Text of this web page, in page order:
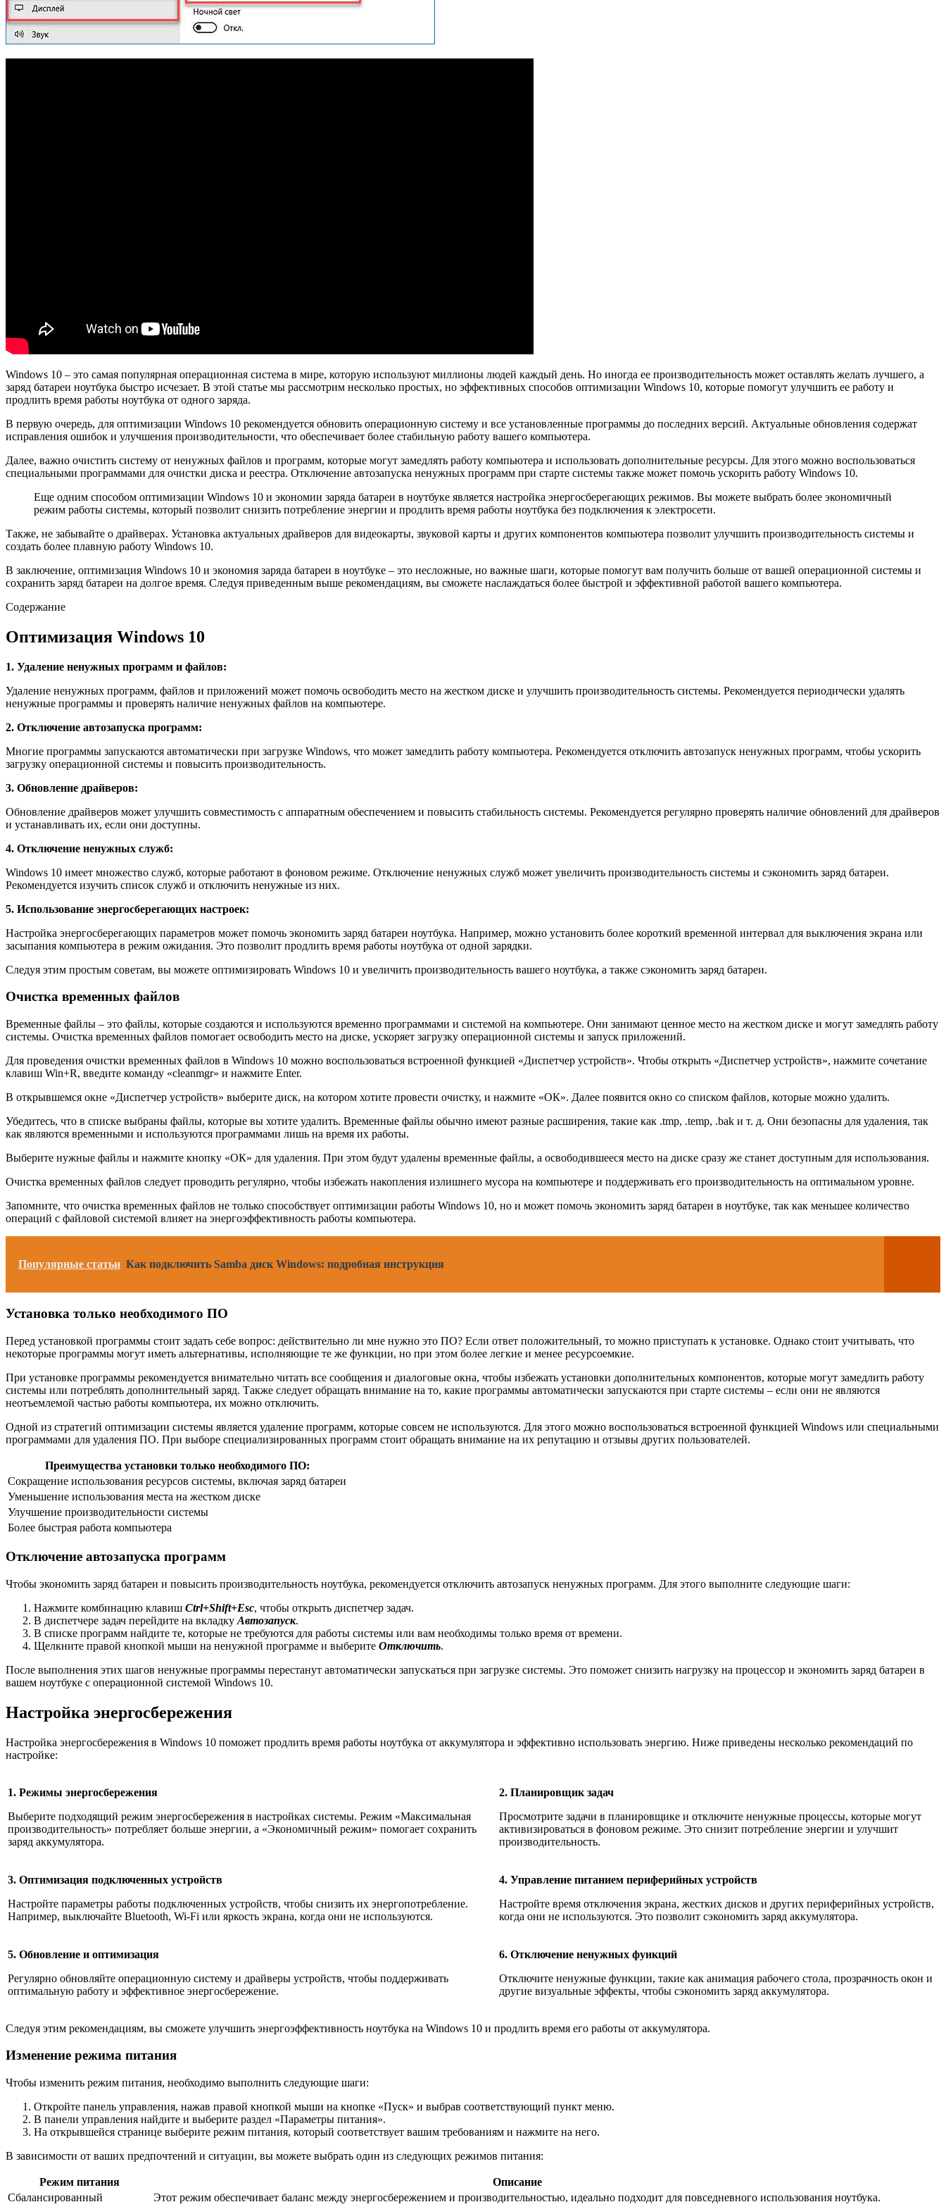
Windows 10 – это самая популярная операционная система в мире, которую используют миллионы людей каждый день. Но иногда ее производительность может оставлять желать лучшего, а
заряд батареи ноутбука быстро исчезает. В этой статье мы рассмотрим несколько простых, но эффективных способов оптимизации Windows 10, которые помогут улучшить ее работу и
продлить время работы ноутбука от одного заряда.
В первую очередь, для оптимизации Windows 10 рекомендуется обновить операционную систему и все установленные программы до последних версий. Актуальные обновления содержат
исправления ошибок и улучшения производительности, что обеспечивает более стабильную работу вашего компьютера.
Далее, важно очистить систему от ненужных файлов и программ, которые могут замедлять работу компьютера и использовать дополнительные ресурсы. Для этого можно воспользоваться
специальными программами для очистки диска и реестра. Отключение автозапуска ненужных программ при старте системы также может помочь ускорить работу Windows 10.
Еще одним способом оптимизации Windows 10 и экономии заряда батареи в ноутбуке является настройка энергосберегающих режимов. Вы можете выбрать более экономичный
режим работы системы, который позволит снизить потребление энергии и продлить время работы ноутбука без подключения к электросети.
Также, не забывайте о драйверах. Установка актуальных драйверов для видеокарты, звуковой карты и других компонентов компьютера позволит улучшить производительность системы и
создать более плавную работу Windows 10.
В заключение, оптимизация Windows 10 и экономия заряда батареи в ноутбуке – это несложные, но важные шаги, которые помогут вам получить больше от вашей операционной системы и
сохранить заряд батареи на долгое время. Следуя приведенным выше рекомендациям, вы сможете наслаждаться более быстрой и эффективной работой вашего компьютера.
Содержание
Оптимизация Windows 10
1. Удаление ненужных программ и файлов:
Удаление ненужных программ, файлов и приложений может помочь освободить место на жестком диске и улучшить производительность системы. Рекомендуется периодически удалять
ненужные программы и проверять наличие ненужных файлов на компьютере.
2. Отключение автозапуска программ:
Многие программы запускаются автоматически при загрузке Windows, что может замедлить работу компьютера. Рекомендуется отключить автозапуск ненужных программ, чтобы ускорить
загрузку операционной системы и повысить производительность.
3. Обновление драйверов:
Обновление драйверов может улучшить совместимость с аппаратным обеспечением и повысить стабильность системы. Рекомендуется регулярно проверять наличие обновлений для драйверов
и устанавливать их, если они доступны.
4. Отключение ненужных служб:
Windows 10 имеет множество служб, которые работают в фоновом режиме. Отключение ненужных служб может увеличить производительность системы и сэкономить заряд батареи.
Рекомендуется изучить список служб и отключить ненужные из них.
5. Использование энергосберегающих настроек:
Настройка энергосберегающих параметров может помочь экономить заряд батареи ноутбука. Например, можно установить более короткий временной интервал для выключения экрана или
засыпания компьютера в режим ожидания. Это позволит продлить время работы ноутбука от одной зарядки.
Следуя этим простым советам, вы можете оптимизировать Windows 10 и увеличить производительность вашего ноутбука, а также сэкономить заряд батареи.
Очистка временных файлов
Временные файлы – это файлы, которые создаются и используются временно программами и системой на компьютере. Они занимают ценное место на жестком диске и могут замедлять работу
системы. Очистка временных файлов помогает освободить место на диске, ускоряет загрузку операционной системы и запуск приложений.
Для проведения очистки временных файлов в Windows 10 можно воспользоваться встроенной функцией «Диспетчер устройств». Чтобы открыть «Диспетчер устройств», нажмите сочетание
клавиш Win+R, введите команду «cleanmgr» и нажмите Enter.
В открывшемся окне «Диспетчер устройств» выберите диск, на котором хотите провести очистку, и нажмите «ОК». Далее появится окно со списком файлов, которые можно удалить.
Убедитесь, что в списке выбраны файлы, которые вы хотите удалить. Временные файлы обычно имеют разные расширения, такие как .tmp, .temp, .bak и т. д. Они безопасны для удаления, так
как являются временными и используются программами лишь на время их работы.
Выберите нужные файлы и нажмите кнопку «ОК» для удаления. При этом будут удалены временные файлы, а освободившееся место на диске сразу же станет доступным для использования.
Очистка временных файлов следует проводить регулярно, чтобы избежать накопления излишнего мусора на компьютере и поддерживать его производительность на оптимальном уровне.
Запомните, что очистка временных файлов не только способствует оптимизации работы Windows 10, но и может помочь экономить заряд батареи в ноутбуке, так как меньшее количество
операций с файловой системой влияет на энергоэффективность работы компьютера.
Популярные статьи Как подключить Samba диск Windows: подробная инструкция
Установка только необходимого ПО
Перед установкой программы стоит задать себе вопрос: действительно ли мне нужно это ПО? Если ответ положительный, то можно приступать к установке. Однако стоит учитывать, что
некоторые программы могут иметь альтернативы, исполняющие те же функции, но при этом более легкие и менее ресурсоемкие.
При установке программы рекомендуется внимательно читать все сообщения и диалоговые окна, чтобы избежать установки дополнительных компонентов, которые могут замедлить работу
системы или потреблять дополнительный заряд. Также следует обращать внимание на то, какие программы автоматически запускаются при старте системы – если они не являются
неотъемлемой частью работы компьютера, их можно отключить.
Одной из стратегий оптимизации системы является удаление программ, которые совсем не используются. Для этого можно воспользоваться встроенной функцией Windows или специальными
программами для удаления ПО. При выборе специализированных программ стоит обращать внимание на их репутацию и отзывы других пользователей.
Преимущества установки только необходимого ПО:
Сокращение использования ресурсов системы, включая заряд батареи
Уменьшение использования места на жестком диске
Улучшение производительности системы
Более быстрая работа компьютера
Отключение автозапуска программ
Чтобы экономить заряд батареи и повысить производительность ноутбука, рекомендуется отключить автозапуск ненужных программ. Для этого выполните следующие шаги:
Нажмите комбинацию клавиш Ctrl+Shift+Esc, чтобы открыть диспетчер задач.
В диспетчере задач перейдите на вкладку Автозапуск.
В списке программ найдите те, которые не требуются для работы системы или вам необходимы только время от времени.
Щелкните правой кнопкой мыши на ненужной программе и выберите Отключить.
После выполнения этих шагов ненужные программы перестанут автоматически запускаться при загрузке системы. Это поможет снизить нагрузку на процессор и экономить заряд батареи в
вашем ноутбуке с операционной системой Windows 10.
Настройка энергосбережения
Настройка энергосбережения в Windows 10 поможет продлить время работы ноутбука от аккумулятора и эффективно использовать энергию. Ниже приведены несколько рекомендаций по
настройке:
1. Режимы энергосбережения
Выберите подходящий режим энергосбережения в настройках системы. Режим «Максимальная
производительность» потребляет больше энергии, а «Экономичный режим» помогает сохранить
заряд аккумулятора.
2. Планировщик задач
Просмотрите задачи в планировщике и отключите ненужные процессы, которые могут
активизироваться в фоновом режиме. Это снизит потребление энергии и улучшит
производительность.
3. Оптимизация подключенных устройств
Настройте параметры работы подключенных устройств, чтобы снизить их энергопотребление.
Например, выключайте Bluetooth, Wi-Fi или яркость экрана, когда они не используются.
4. Управление питанием периферийных устройств
Настройте время отключения экрана, жестких дисков и других периферийных устройств,
когда они не используются. Это позволит сэкономить заряд аккумулятора.
5. Обновление и оптимизация
Регулярно обновляйте операционную систему и драйверы устройств, чтобы поддерживать
оптимальную работу и эффективное энергосбережение.
6. Отключение ненужных функций
Отключите ненужные функции, такие как анимация рабочего стола, прозрачность окон и
другие визуальные эффекты, чтобы сэкономить заряд аккумулятора.
Следуя этим рекомендациям, вы сможете улучшить энергоэффективность ноутбука на Windows 10 и продлить время его работы от аккумулятора.
Изменение режима питания
Чтобы изменить режим питания, необходимо выполнить следующие шаги:
Откройте панель управления, нажав правой кнопкой мыши на кнопке «Пуск» и выбрав соответствующий пункт меню.
В панели управления найдите и выберите раздел «Параметры питания».
На открывшейся странице выберите режим питания, который соответствует вашим требованиям и нажмите на него.
В зависимости от ваших предпочтений и ситуации, вы можете выбрать один из следующих режимов питания:
Режим питания
Описание
Сбалансированный
Этот режим обеспечивает баланс между энергосбережением и производительностью, идеально подходит для повседневного использования ноутбука.